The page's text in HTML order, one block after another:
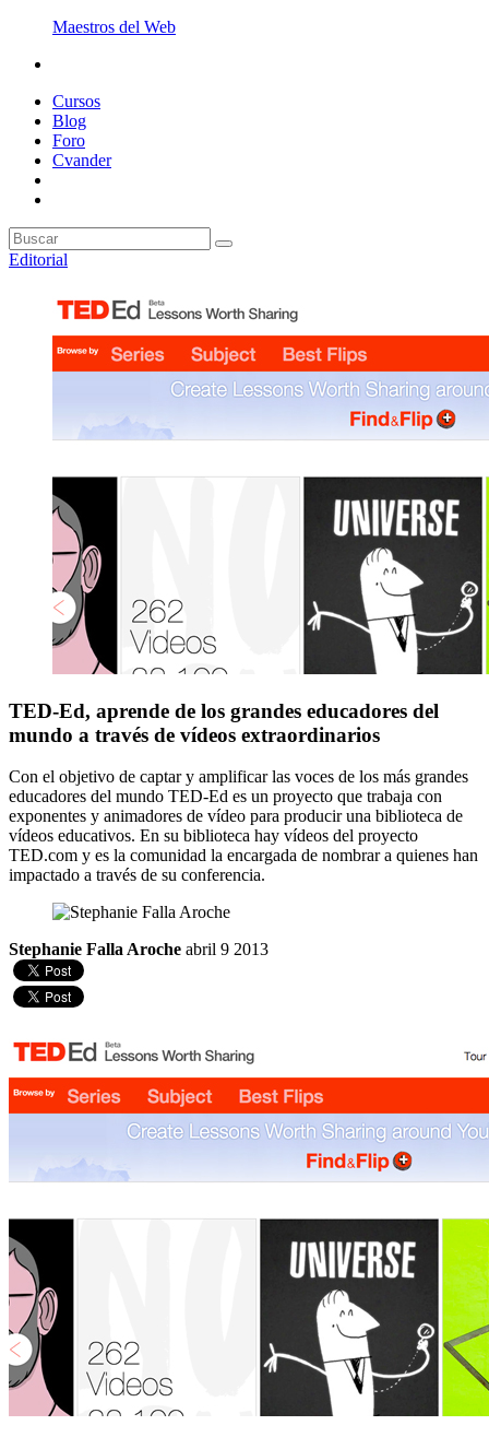
Maestros del Web
Cursos
Blog
Foro
Cvander
Editorial
TED-Ed, aprende de los grandes educadores del
mundo a través de vídeos extraordinarios
Con el objetivo de captar y amplificar las voces de los más grandes
educadores del mundo TED-Ed es un proyecto que trabaja con
exponentes y animadores de vídeo para producir una biblioteca de
vídeos educativos. En su biblioteca hay vídeos del proyecto
TED.com y es la comunidad la encargada de nombrar a quienes han
impactado a través de su conferencia.
Stephanie Falla Aroche abril 9 2013